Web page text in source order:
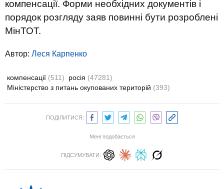
компенсації. Форми необхідних документів і
порядок розгляду заяв повинні бути розроблені
МінТОТ.
Автор: Леся Карпенко
компенсації (511) росія (47281)
Міністерство з питань окупованих територій (393)
ПОДІЛИТИСЯ:
Мені подобається
ПІДСУМУВАТИ: